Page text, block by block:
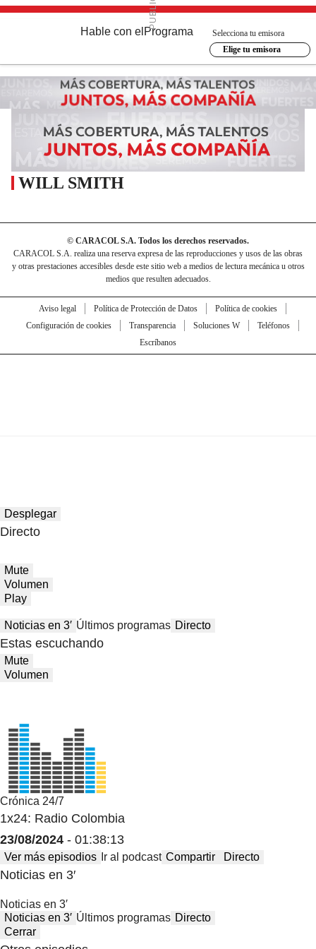
Hable con el Programa
Selecciona tu emisora
Elige tu emisora
WILL SMITH
© CARACOL S.A. Todos los derechos reservados.
CARACOL S.A. realiza una reserva expresa de las reproducciones y usos de las obras
y otras prestaciones accesibles desde este sitio web a medios de lectura mecánica u otros
medios que resulten adecuados.
Aviso legal Política de Protección de Datos
Política de cookies
Configuración de cookies
Transparencia Soluciones W
Teléfonos
Escríbanos
Desplegar
Directo
Mute
Volumen
Play
Noticias en 3′ Últimos programas Directo
Estas escuchando
Mute
Volumen
Crónica 24/7
1x24: Radio Colombia
23/08/2024 - 01:38:13
Ver más episodios Ir al podcast Compartir Directo
Noticias en 3′
Noticias en 3′
Noticias en 3′ Últimos programas Directo
Cerrar